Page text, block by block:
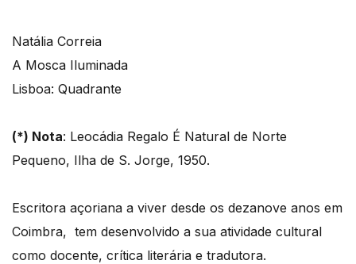
Natália Correia
A Mosca Iluminada
Lisboa: Quadrante
(*) Nota: Leocádia Regalo É Natural de Norte
Pequeno, Ilha de S. Jorge, 1950.
Escritora açoriana a viver desde os dezanove anos em
Coimbra, tem desenvolvido a sua atividade cultural
como docente, crítica literária e tradutora.